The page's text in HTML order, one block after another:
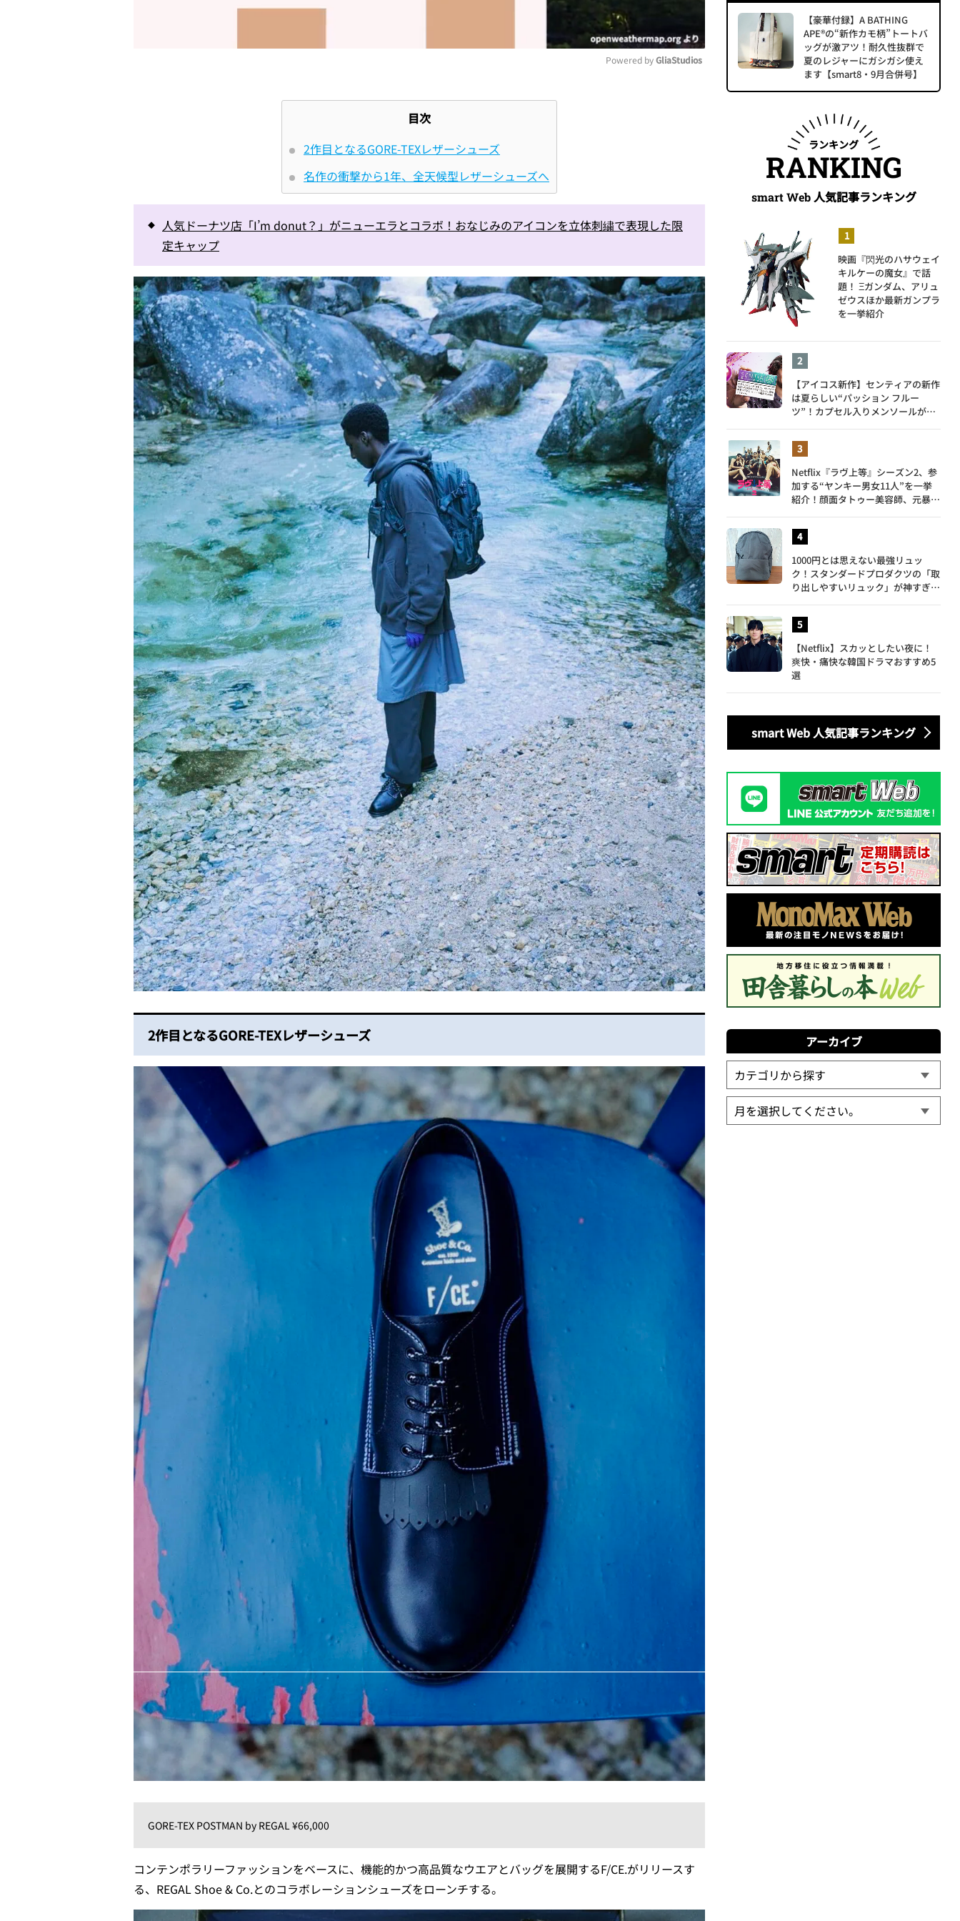
Powered by GliaStudios
目次
2作目となるGORE-TEXレザーシューズ
名作の衝撃から1年、全天候型レザーシューズへ
人気ドーナツ店「I’m donut？」がニューエラとコラボ！おなじみのアイコンを立体刺繍で表現した限
定キャップ
2作目となるGORE-TEXレザーシューズ
GORE-TEX POSTMAN by REGAL ¥66,000
コンテンポラリーファッションをベースに、機能的かつ高品質なウエアとバッグを展開するF/CE.がリリースす
る、REGAL Shoe & Co.とのコラボレーションシューズをローンチする。
【豪華付録】A BATHING
APE®の“新作カモ柄”トートバ
ッグが激アツ！耐久性抜群で
夏のレジャーにガシガシ使え
ます【smart8・9月合併号】
ランキング
RANKING
smart Web人気記事ランキング
映画『閃光のハサウェイ
キルケーの魔女』で話
題！ Ξガンダム、アリュ
ゼウスほか最新ガンプラ
を一挙紹介
【アイコス新作】センティアの新作
は夏らしい“パッション フルー
ツ”！カプセル入りメンソールが仲
Netflix『ラヴ上等』シーズン2、参
加する“ヤンキー男女11人”を一挙
紹介！顔面タトゥー美容師、元暴走
1000円とは思えない最強リュッ
ク！スタンダードプロダクツの「取
り出しやすいリュック」が神すぎ
【Netflix】スカッとしたい夜に！
爽快・痛快な韓国ドラマおすすめ5
選
smart Web 人気記事ランキング
アーカイブ